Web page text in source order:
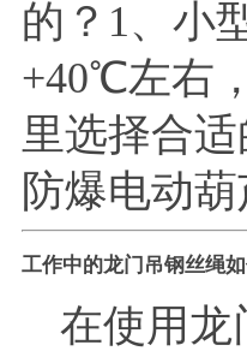
的？1、小
+40℃左右
里选择合
防爆电动
工作中的龙门吊钢丝绳
在使用龙